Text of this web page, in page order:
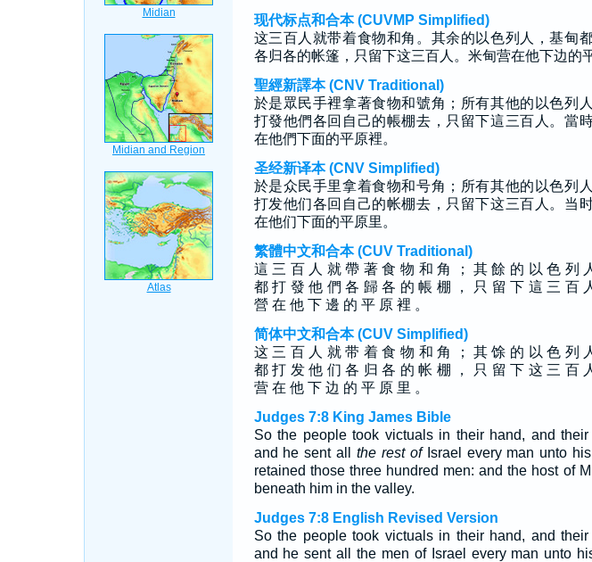
现代标点和合本 (CUVMP Simplified)
这三百人就带着食物和角。其余的以色列人，基甸
各归各的帐篷，只留下这三百人。米甸营在他下边的
聖經新譯本 (CNV Traditional)
於是眾民手裡拿著食物和號角；所有其他的以色列
打發他們各回自己的帳棚去，只留下這三百人。當
在他們下面的平原裡。
圣经新译本 (CNV Simplified)
於是众民手里拿着食物和号角；所有其他的以色列
打发他们各回自己的帐棚去，只留下这三百人。当
在他们下面的平原里。
繁體中文和合本 (CUV Traditional)
這 三 百 人 就 帶 著 食 物 和 角 ； 其 餘 的 以 色 列
都 打 發 他 們 各 歸 各 的 帳 棚 ， 只 留 下 這 三 百
營 在 他 下 邊 的 平 原 裡 。
简体中文和合本 (CUV Simplified)
这 三 百 人 就 带 着 食 物 和 角 ； 其 馀 的 以 色 列
都 打 发 他 们 各 归 各 的 帐 棚 ， 只 留 下 这 三 百
营 在 他 下 边 的 平 原 里 。
Judges 7:8 King James Bible
So the people took victuals in their hand, and their
and he sent allthe rest ofIsrael every man unto
retained those three hundred men: and the host of
beneath him in the valley.
Judges 7:8 English Revised Version
So the people took victuals in their hand, and their
and he sent all the men of Israel every man unto